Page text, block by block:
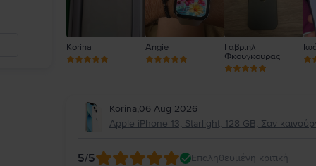
Korina Angie
Γαβριηλ
Φκουγκουρας
Korina,06 Aug 2026
Apple iPhone 13, Starlight, 128 GB, Σαν
5/5 Επαληθευμένη κριτική